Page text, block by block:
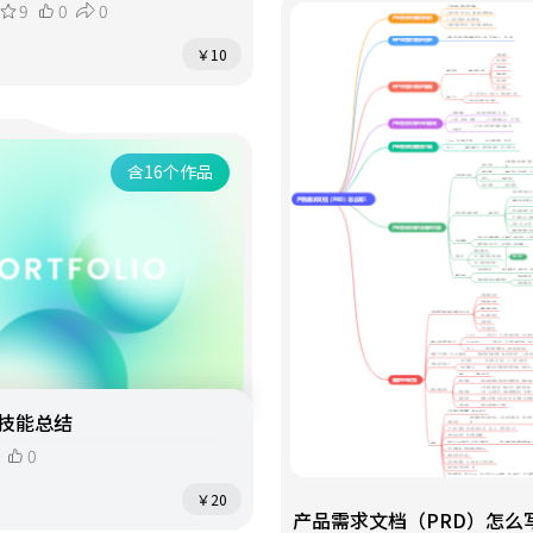
9 0 0
￥10
产品需求文档（PRD）怎么
含16个作品
能总结
0
￥20